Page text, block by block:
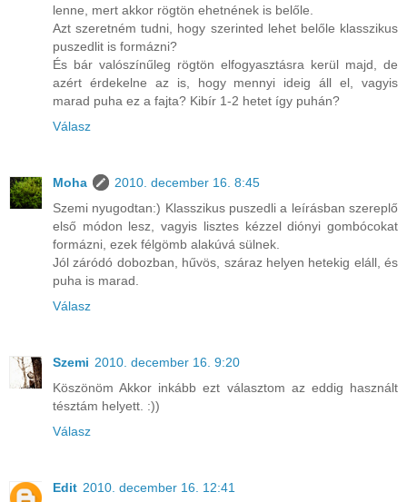
lenne, mert akkor rögtön ehetnének is belőle.
Azt szeretném tudni, hogy szerinted lehet belőle klasszikus
puszedlit is formázni?
És bár valószínűleg rögtön elfogyasztásra kerül majd, de
azért érdekelne az is, hogy mennyi ideig áll el, vagyis
marad puha ez a fajta? Kibír 1-2 hetet így puhán?
Válasz
Moha
2010. december 16. 8:45
Szemi nyugodtan:) Klasszikus puszedli a leírásban szereplő
első módon lesz, vagyis lisztes kézzel diónyi gombócokat
formázni, ezek félgömb alakúvá sülnek.
Jól záródó dobozban, hűvös, száraz helyen hetekig eláll, és
puha is marad.
Válasz
Szemi 2010. december 16. 9:20
Köszönöm Akkor inkább ezt választom az eddig használt
tésztám helyett. :))
Válasz
Edit 2010. december 16. 12:41